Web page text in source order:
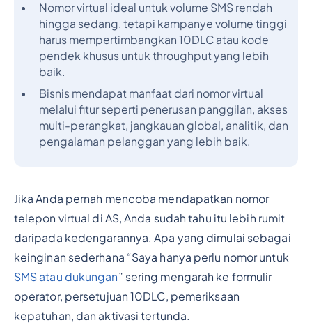
Nomor virtual ideal untuk volume SMS rendah
hingga sedang, tetapi kampanye volume tinggi
harus mempertimbangkan 10DLC atau kode
pendek khusus untuk throughput yang lebih
baik.
Bisnis mendapat manfaat dari nomor virtual
melalui fitur seperti penerusan panggilan, akses
multi-perangkat, jangkauan global, analitik, dan
pengalaman pelanggan yang lebih baik.
Jika Anda pernah mencoba mendapatkan nomor
telepon virtual di AS, Anda sudah tahu itu lebih rumit
daripada kedengarannya. Apa yang dimulai sebagai
keinginan sederhana “Saya hanya perlu nomor untuk
SMS atau dukungan” sering mengarah ke formulir
operator, persetujuan 10DLC, pemeriksaan
kepatuhan, dan aktivasi tertunda.